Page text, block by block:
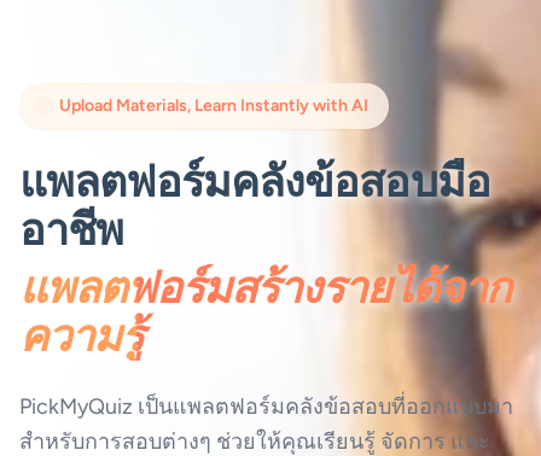
Upload Materials, Learn Instantly with AI
แพลตฟอร์มคลังข้อสอบมือ
อาชีพ
แพลตฟอร์มสร้างรายได้จาก
ความรู้
PickMyQuiz เป็นแพลตฟอร์มคลังข้อสอบที่ออกแบบมา
สำหรับการสอบต่างๆ ช่วยให้คุณเรียนรู้ จัดการ และ